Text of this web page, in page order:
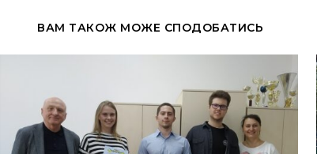
ВАМ ТАКОЖ МОЖЕ СПОДОБАТИСЬ